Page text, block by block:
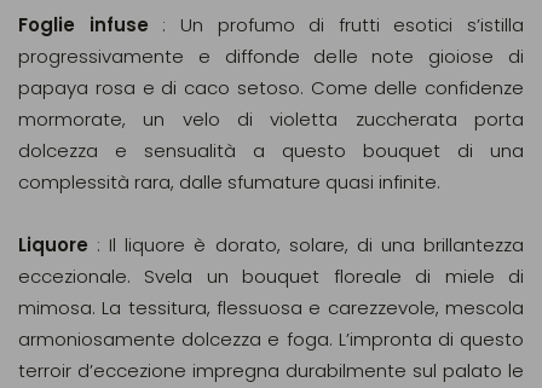
Foglie infuse : Un profumo di frutti esotici s’istilla
progressivamente e diffonde delle note gioiose di
papaya rosa e di caco setoso. Come delle confidenze
mormorate, un velo di violetta zuccherata porta
dolcezza e sensualità a questo bouquet di una
complessità rara, dalle sfumature quasi infinite.
Liquore : Il liquore è dorato, solare, di una brillantezza
eccezionale. Svela un bouquet floreale di miele di
mimosa. La tessitura, flessuosa e carezzevole, mescola
armoniosamente dolcezza e foga. L’impronta di questo
terroir d’eccezione impregna durabilmente sul palato le